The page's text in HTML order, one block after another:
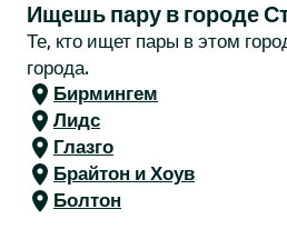
Ищешь пару в городе
Те, кто ищет пары в этом
города.
Бирмингем
Лидс
Глазго
Брайтон и Хоув
Болтон